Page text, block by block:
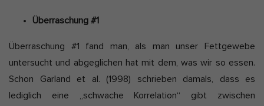
Überraschung #1
Überraschung #1 fand man, als man unser Fettgewebe
untersucht und abgeglichen hat mit dem, was wir so essen.
Schon Garland et al. (1998) schrieben damals, dass es
lediglich eine „schwache Korrelation“ gibt zwischen